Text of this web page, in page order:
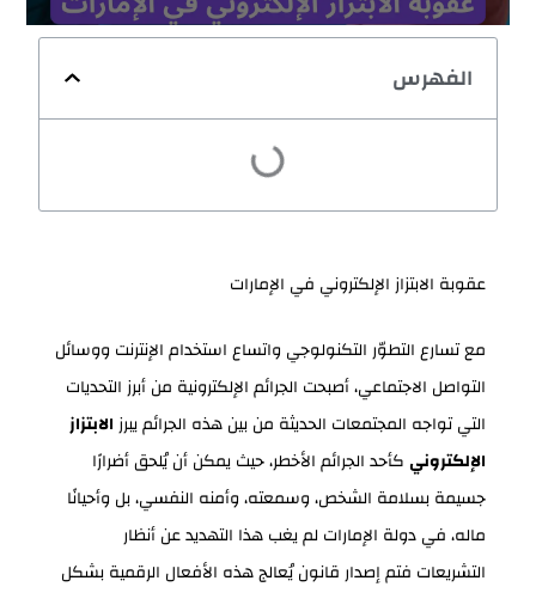
الفهرس
عقوبة الابتزاز الإلكتروني في الإمارات
مع تسارع التطوّر التكنولوجي واتساع استخدام الإنترنت ووسائل
التواصل الاجتماعي، أصبحت الجرائم الإلكترونية من أبرز التحديات
التي تواجه المجتمعات الحديثة من بين هذه الجرائم يبرزالابتزاز
الإلكترونيكأحد الجرائم الأخطر، حيث يمكن أن يُلحق أضرارًا
جسيمة بسلامة الشخص، وسمعته، وأمنه النفسي، بل وأحيانًا
ماله، في دولة الإمارات لم يغب هذا التهديد عن أنظار
التشريعات فتم إصدار قانون يُعالج هذه الأفعال الرقمية بشكل